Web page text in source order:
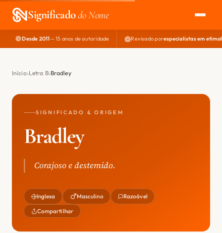
Significadodo Nome
EXPLORAR
NOME PERFEITO
Desde 2011— 15 anos de autoridade Revisado porespecialistas em
Início Letra B Bradley
SIGNIFICADO & ORIGEM
Bradley
Corajoso e destemido.
Inglesa Masculino Razoável
Compartilhar